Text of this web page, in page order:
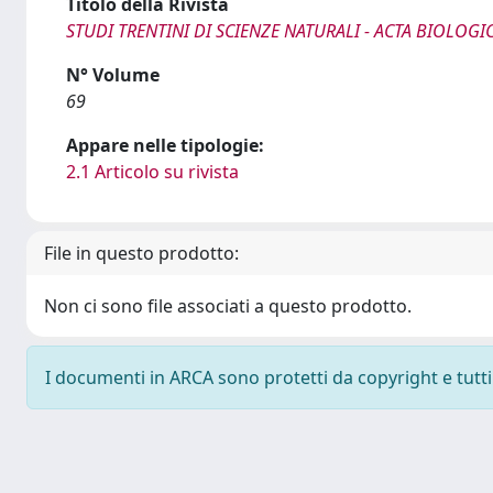
STUDI TRENTINI DI SCIENZE NATURALI - ACTA
N° Volume
69
Appare nelle tipologie:
2.1 Articolo su rivista
File in questo prodotto:
Non ci sono file associati a questo prodotto.
I documenti in ARCA sono protetti da copyright e